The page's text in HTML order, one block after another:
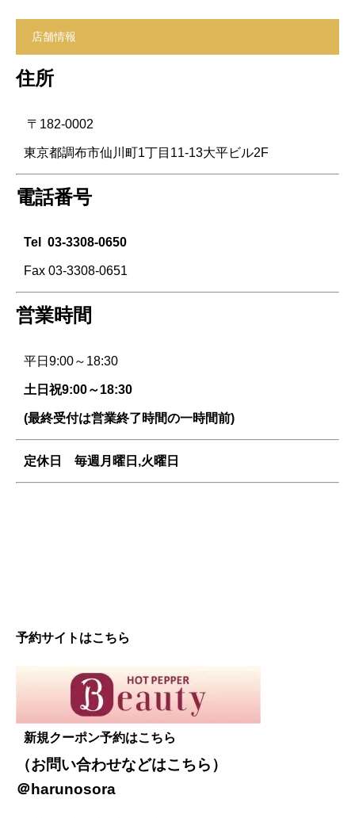
店舗情報
住所
〒182-0002
東京都調布市仙川町1丁目11-13大平ビル2F
電話番号
Tel 03-3308-0650
Fax 03-3308-0651
営業時間
平日9:00～18:30
土日祝9:00～18:30
(最終受付は営業終了時間の一時間前)
定休日 毎週 月曜日,火曜日
予約サイトはこちら
新規クーポン予約はこちら
（お問い合わせなどはこちら ）
＠harunosora